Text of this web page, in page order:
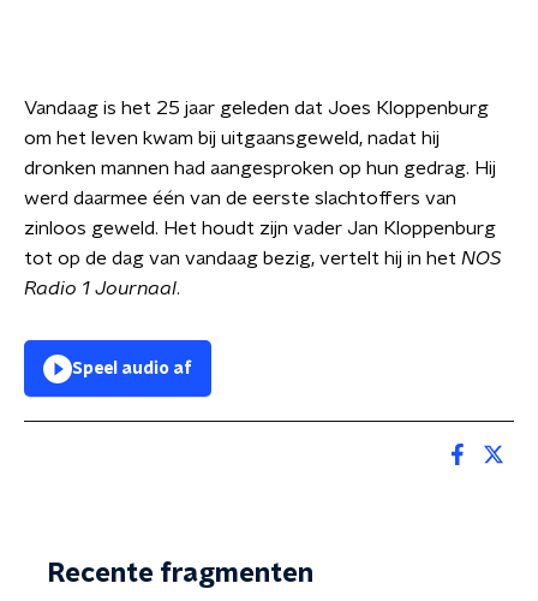
Vandaag is het 25 jaar geleden dat Joes Kloppenburg
om het leven kwam bij uitgaansgeweld, nadat hij
dronken mannen had aangesproken op hun gedrag. Hij
werd daarmee één van de eerste slachtoffers van
zinloos geweld. Het houdt zijn vader Jan Kloppenburg
tot op de dag van vandaag bezig, vertelt hij in het NOS
Radio 1 Journaal.
Speel audio af
Recente fragmenten